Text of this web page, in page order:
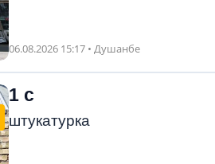
06.08.2026 15:17 • Душанбе
1 с
штукатурка